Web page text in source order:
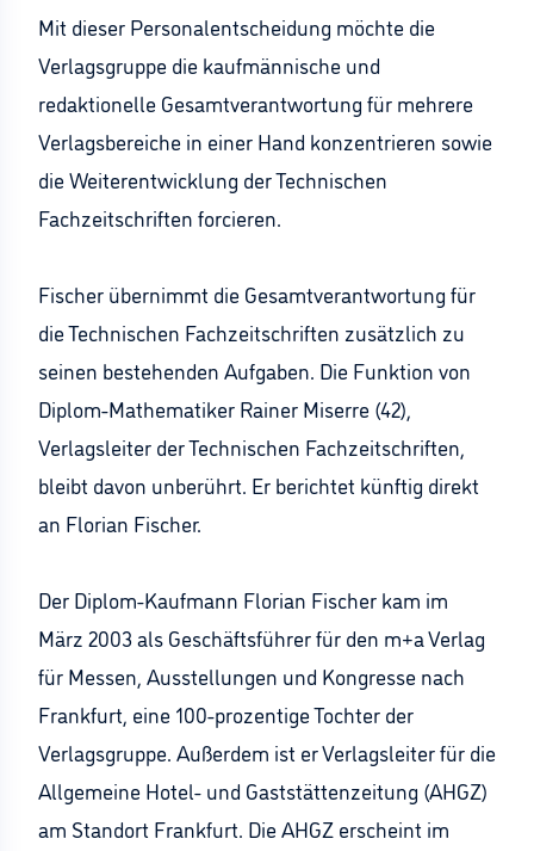
Mit dieser Personalentscheidung möchte die
Verlagsgruppe die kaufmännische und
redaktionelle Gesamtverantwortung für mehrere
Verlagsbereiche in einer Hand konzentrieren sowie
die Weiterentwicklung der Technischen
Fachzeitschriften forcieren.
Fischer übernimmt die Gesamtverantwortung für
die Technischen Fachzeitschriften zusätzlich zu
seinen bestehenden Aufgaben. Die Funktion von
Diplom-Mathematiker Rainer Miserre (42),
Verlagsleiter der Technischen Fachzeitschriften,
bleibt davon unberührt. Er berichtet künftig direkt
an Florian Fischer.
Der Diplom-Kaufmann Florian Fischer kam im
März 2003 als Geschäftsführer für den m+a Verlag
für Messen, Ausstellungen und Kongresse nach
Frankfurt, eine 100-prozentige Tochter der
Verlagsgruppe. Außerdem ist er Verlagsleiter für die
Allgemeine Hotel- und Gaststättenzeitung (AHGZ)
am Standort Frankfurt. Die AHGZ erscheint im